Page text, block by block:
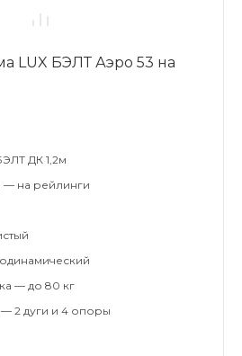
LUX БЭЛТ Аэро 53 на
ДК 1,2м
на рейлинги
— до 80 кг
2 дуги и 4 опоры